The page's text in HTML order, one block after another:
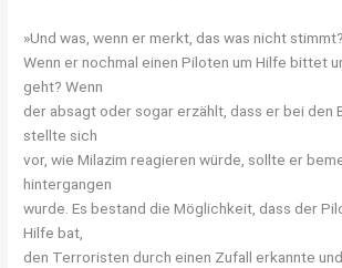
»Und was, wenn er merkt, das was nicht stimmt?
Wenn er nochmal einen Piloten um Hilfe bittet
geht? Wenn
der absagt oder sogar erzählt, dass er bei den
stellte sich
vor, wie Milazim reagieren würde, sollte er
hintergangen
wurde. Es bestand die Möglichkeit, dass der
Hilfe bat,
den Terroristen durch einen Zufall erkannte